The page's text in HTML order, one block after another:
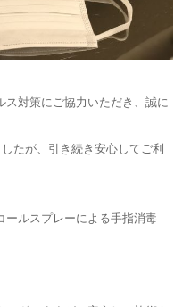
ス対策にご協力いただき、誠に
たが、引き続き安心してご利
ールスプレーによる手指消毒